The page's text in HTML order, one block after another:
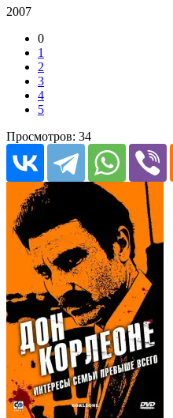
2007
0
1
2
3
4
5
Просмотров: 34